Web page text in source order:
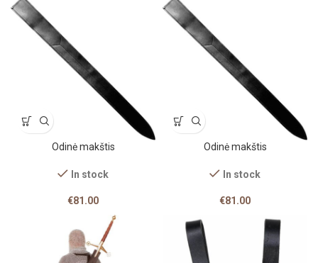
Odinė makštis
In stock
€81.00
Odinė makštis
In stock
€81.00